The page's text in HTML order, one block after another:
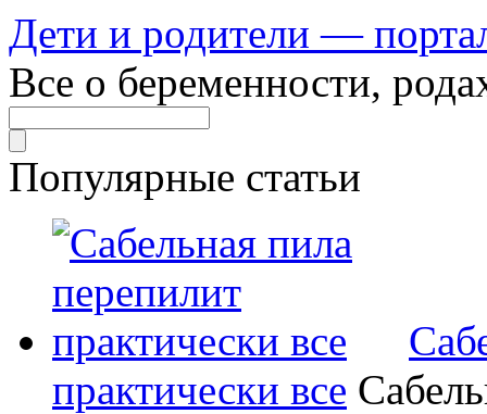
Дети и родители —
Все о беременности,
Популярные статьи
практически все